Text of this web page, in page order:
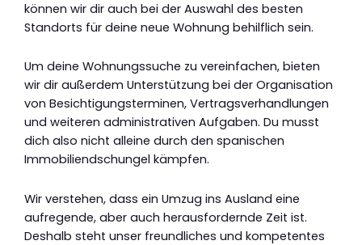
können wir dir auch bei der Auswahl des besten
Standorts für deine neue Wohnung behilflich sein.
Um deine Wohnungssuche zu vereinfachen, bieten
wir dir außerdem Unterstützung bei der Organisation
von Besichtigungsterminen, Vertragsverhandlungen
und weiteren administrativen Aufgaben. Du musst
dich also nicht alleine durch den spanischen
Immobiliendschungel kämpfen.
Wir verstehen, dass ein Umzug ins Ausland eine
aufregende, aber auch herausfordernde Zeit ist.
Deshalb steht unser freundliches und kompetentes